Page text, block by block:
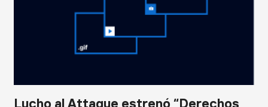
Lucho al Attaque estrenó “Derechos